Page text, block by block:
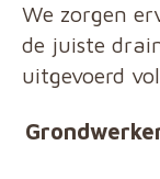
We zorgen
de juiste
uitgevoerd